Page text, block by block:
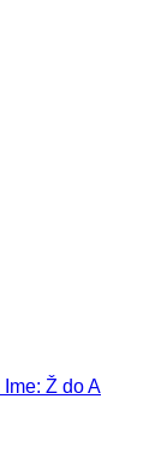
Ime: Ž do A